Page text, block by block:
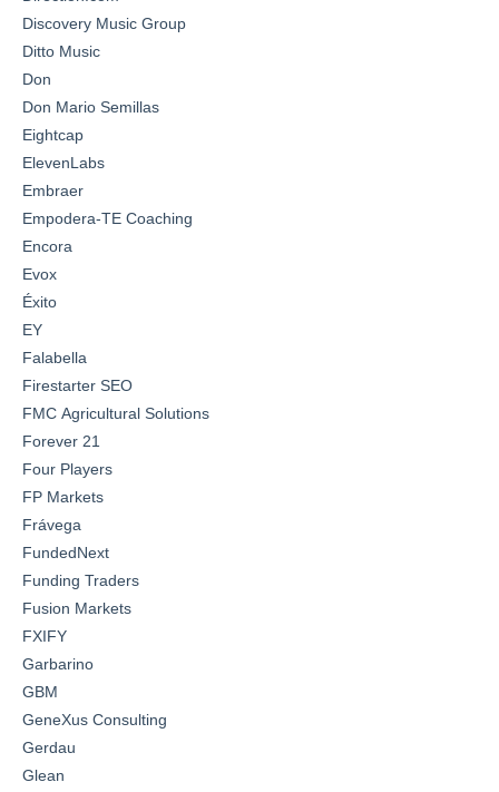
Discovery Music Group
Ditto Music
Don
Don Mario Semillas
Eightcap
ElevenLabs
Embraer
Empodera-TE Coaching
Encora
Evox
Éxito
EY
Falabella
Firestarter SEO
FMC Agricultural Solutions
Forever 21
Four Players
FP Markets
Frávega
FundedNext
Funding Traders
Fusion Markets
FXIFY
Garbarino
GBM
GeneXus Consulting
Gerdau
Glean